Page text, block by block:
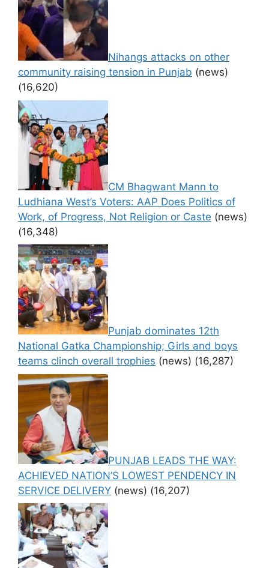
Nihangs attacks on other
community raising tension in Punjab (news)
(16,620)
CM Bhagwant Mann to
Ludhiana West’s Voters: AAP Does Politics of
Work, of Progress, Not Religion or Caste (news)
(16,348)
Punjab dominates 12th
National Gatka Championship; Girls and boys
teams clinch overall trophies (news) (16,287)
PUNJAB LEADS THE WAY:
ACHIEVED NATION’S LOWEST PENDENCY IN
SERVICE DELIVERY (news) (16,207)